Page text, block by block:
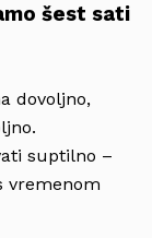
šest sati
dovoljno,
suptilno –
vremenom